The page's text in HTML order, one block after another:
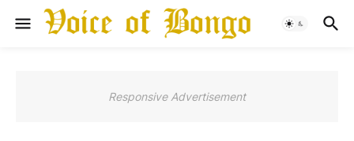
Responsive Advertisement